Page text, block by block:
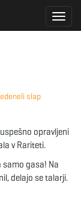
slap
opravljeni
v Rariteti.
samo gasa! Na
delajo se talarji.